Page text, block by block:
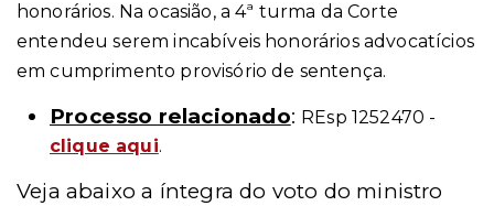
honorários. Na ocasião, a4ª turma da Corte
entendeu serem incabíveis honorários advocatícios
em cumprimento provisório de sentença.
Processo relacionado: REsp 1252470 -
clique aqui.
Veja abaixo a íntegra do voto do ministro